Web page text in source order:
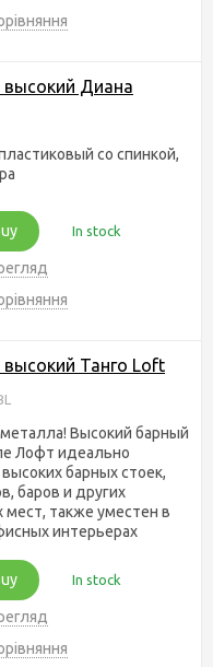
высокий Диана
со спинкой,
In stock
Танго Loft
Высокий барный
Лофт идеально
барных стоек,
баров и других
также уместен в
интерьерах
In stock